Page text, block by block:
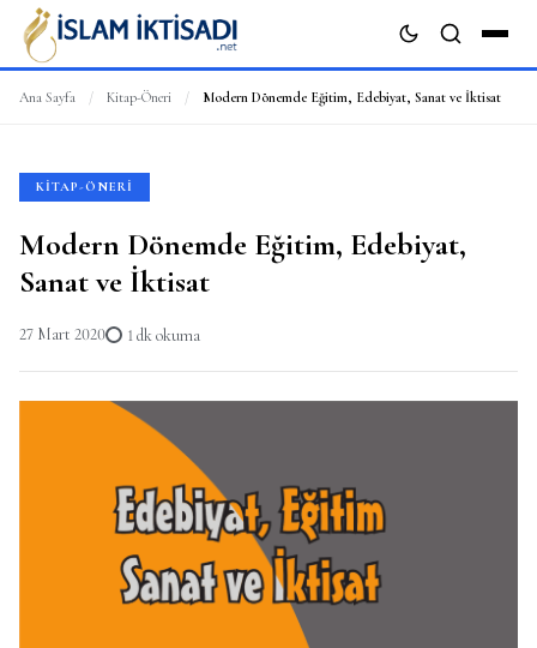
Ana Sayfa / Kitap-Öneri / Modern Dönemde Eğitim, Edebiyat, Sanat ve İktisat
KITAP-ÖNERI
Modern Dönemde Eğitim, Edebiyat,
Sanat ve İktisat
27 Mart 2020 1 dk okuma